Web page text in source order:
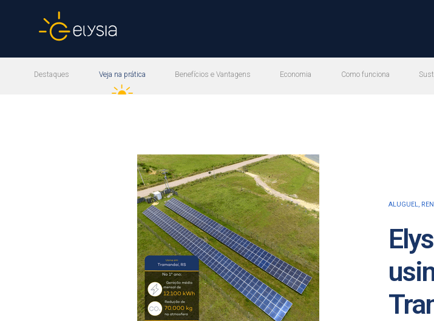
Destaques Veja na prática Benefícios e Vantagens Economia Como funciona
ALUGUEL